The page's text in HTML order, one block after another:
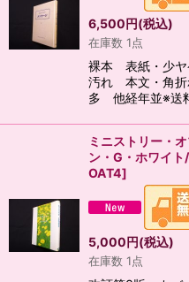
6,500円(税込)
在庫数 1点
裸本 表紙・少
汚れ 本文・角折
多 他経年並※送
ミニストリー・
ン・G・ホワイ
OAT4]
5,000円(税込)
在庫数 1点